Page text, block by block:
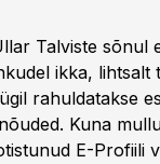
Talviste sõnul
ikka, lihtsalt
rahuldatakse
Kuna
E-Profiili